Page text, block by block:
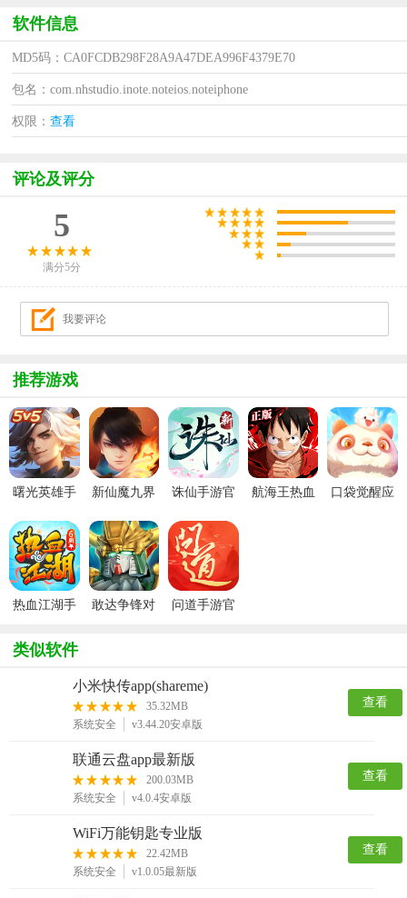
软件信息
MD5码：CA0FCDB298F28A9A47DEA996F4379E70
包名：com.nhstudio.inote.noteios.noteiphone
权限：查看
评论及评分
5
满分5分
推荐游戏
曙光英雄手
版
新仙魔九界
方正版
诛仙手游官
航海王热血
口袋觉醒应
热血江湖手
敢达争锋对
问道手游官
类似软件
小米快传app(shareme)
35.32MB
系统安全
v3.44.20安卓版
查看
联通云盘app最新版
200.03MB
系统安全
v4.0.4安卓版
查看
WiFi万能钥匙专业版
22.42MB
系统安全
v1.0.05最新版
查看